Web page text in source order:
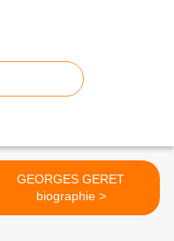
GEORGES GERET
biographie >